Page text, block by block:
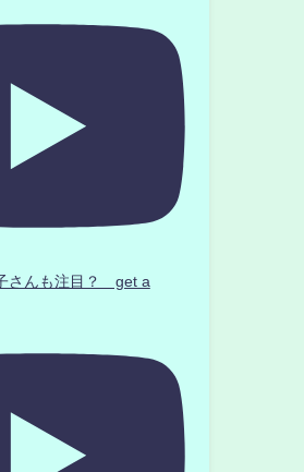
さんも注目？ get a